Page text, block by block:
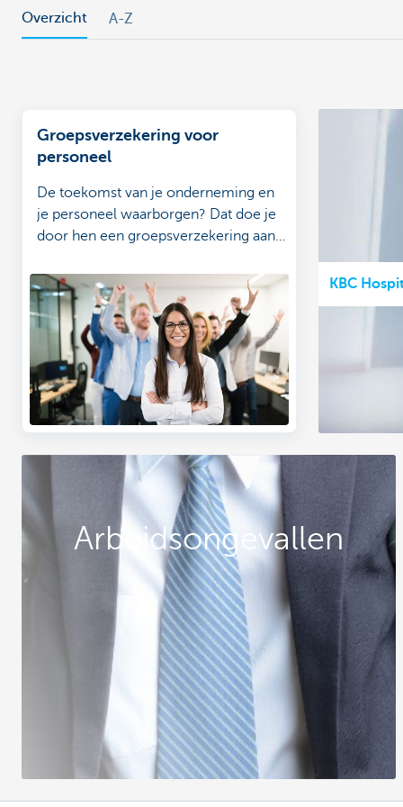
Overzicht A-Z
Groepsverzekering voor
personeel
De toekomst van je onderneming en
je personeel waarborgen? Dat doe je
door hen een groepsverzekering aan
KBC
Arbeidsongevallen